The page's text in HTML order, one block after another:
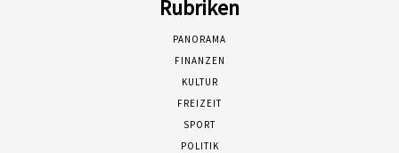
Rubriken
PANORAMA
FINANZEN
KULTUR
FREIZEIT
SPORT
POLITIK